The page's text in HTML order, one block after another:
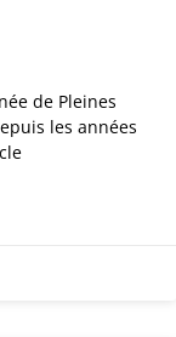
de Pleines
les années